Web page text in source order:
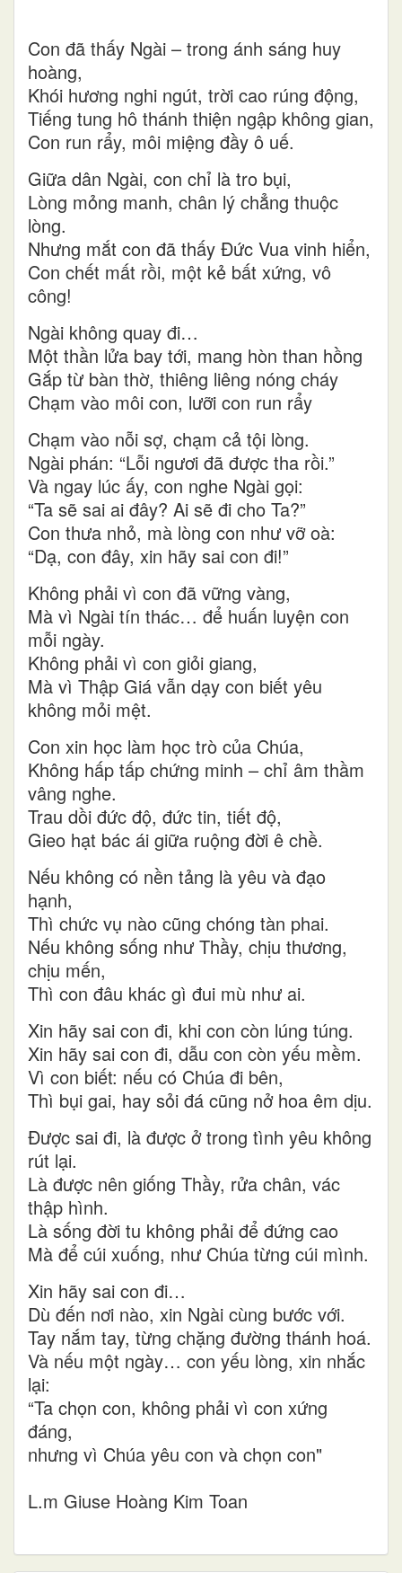
Con đã thấy Ngài – trong ánh sáng huy
hoàng,
Khói hương nghi ngút, trời cao rúng động,
Tiếng tung hô thánh thiện ngập không gian,
Con run rẩy, môi miệng đầy ô uế.
Giữa dân Ngài, con chỉ là tro bụi,
Lòng mỏng manh, chân lý chẳng thuộc
lòng.
Nhưng mắt con đã thấy Đức Vua vinh hiển,
Con chết mất rồi, một kẻ bất xứng, vô
công!
Ngài không quay đi…
Một thần lửa bay tới, mang hòn than hồng
Gắp từ bàn thờ, thiêng liêng nóng cháy
Chạm vào môi con, lưỡi con run rẩy
Chạm vào nỗi sợ, chạm cả tội lòng.
Ngài phán: “Lỗi ngươi đã được tha rồi.”
Và ngay lúc ấy, con nghe Ngài gọi:
“Ta sẽ sai ai đây? Ai sẽ đi cho Ta?”
Con thưa nhỏ, mà lòng con như vỡ oà:
“Dạ, con đây, xin hãy sai con đi!”
Không phải vì con đã vững vàng,
Mà vì Ngài tín thác… để huấn luyện con
mỗi ngày.
Không phải vì con giỏi giang,
Mà vì Thập Giá vẫn dạy con biết yêu
không mỏi mệt.
Con xin học làm học trò của Chúa,
Không hấp tấp chứng minh – chỉ âm thầm
vâng nghe.
Trau dồi đức độ, đức tin, tiết độ,
Gieo hạt bác ái giữa ruộng đời ê chề.
Nếu không có nền tảng là yêu và đạo
hạnh,
Thì chức vụ nào cũng chóng tàn phai.
Nếu không sống như Thầy, chịu thương,
chịu mến,
Thì con đâu khác gì đui mù như ai.
Xin hãy sai con đi, khi con còn lúng túng.
Xin hãy sai con đi, dẫu con còn yếu mềm.
Vì con biết: nếu có Chúa đi bên,
Thì bụi gai, hay sỏi đá cũng nở hoa êm dịu.
Được sai đi, là được ở trong tình yêu không
rút lại.
Là được nên giống Thầy, rửa chân, vác
thập hình.
Là sống đời tu không phải để đứng cao
Mà để cúi xuống, như Chúa từng cúi mình.
Xin hãy sai con đi…
Dù đến nơi nào, xin Ngài cùng bước với.
Tay nắm tay, từng chặng đường thánh hoá.
Và nếu một ngày… con yếu lòng, xin nhắc
lại:
“Ta chọn con, không phải vì con xứng
đáng,
nhưng vì Chúa yêu con và chọn con"
L.m Giuse Hoàng Kim Toan